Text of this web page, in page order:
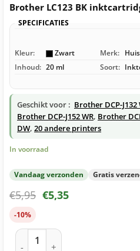
Brother LC123 BK
SPECIFICATIES
Kleur: Zwart Merk:
Inhoud: 20 ml Soort:
Geschikt voor : Brother DCP-J132
Brother DCP-J152 WR, Brother
DW, 20 andere printers
In voorraad
Vandaag verzonden Gratis
€5,95 €5,35
-10%
Brother LC123 BK